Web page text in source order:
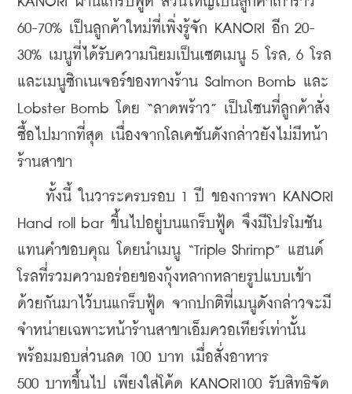
60-70% เป็นลูกค้าใหม่ที่เพิ่งรู้จัก KANORI อีก 20-
30% เมนูที่ได้รับความนิยมเป็นเซตเมนู 5 โรล, 6 โรล
และเมนูซิกเนเจอร์ของทางร้าน Salmon Bomb และ
Lobster Bomb โดย “ลาดพร้าว” เป็นโซนที่ลูกค้าสั่ง
ซื้อไปมากที่สุด เนื่องจากโลเคชันดังกล่าวยังไม่มีหน้า
ร้านสาขา
ทั้งนี้ ในวาระครบรอบ 1 ปี ของการพา KANORI
Hand roll bar ขึ้นไปอยู่บนแกร็บฟู้ด จึงมีโปรโมชัน
แทนคำขอบคุณ โดยนำเมนู “Triple Shrimp” แฮนด์
โรลที่รวมความอร่อยของกุ้งหลากหลายรูปแบบเข้า
ด้วยกันมาไว้บนแกร็บฟู้ด จากปกติที่เมนูดังกล่าวจะมี
จำหน่ายเฉพาะหน้าร้านสาขาเอ็มควอเทียร์เท่านั้น
พร้อมมอบส่วนลด 100 บาท เมื่อสั่งอาหาร
500 บาทขึ้นไป เพียงใส่โค้ด KANORI100 รับสิทธิจัด